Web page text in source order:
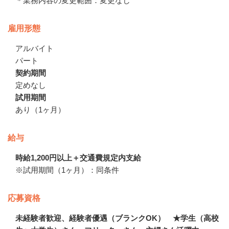
雇用形態
アルバイト
パート
契約期間
定めなし
試用期間
あり（1ヶ月）
給与
時給1,200円以上＋交通費規定内支給
※試用期間（1ヶ月）：同条件
応募資格
未経験者歓迎、経験者優遇（ブランクOK） ★学生（高校